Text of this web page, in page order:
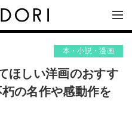
本・小説・漫画
ほしい洋画のおすす
の名作や感動作を